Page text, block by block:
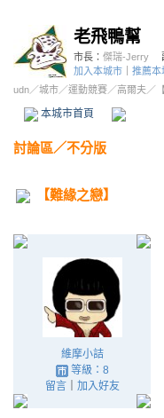
老飛鴨幫
市長： 傑瑞-Jerry
加入本城市
推薦本
udn／城市／運動競賽／高爾夫／
本城市首頁
討論區／不分版
【難緣之戀】
維摩小詰
等級：8
留言｜ 加入好友